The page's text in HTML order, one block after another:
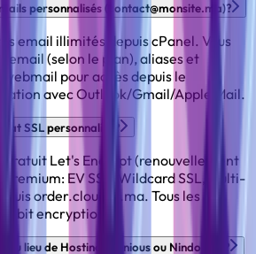
personnalisés (contact@monsite.ma)?
email illimités depuis cPanel. Vous
email (selon le plan), aliases et
pour accès depuis le
avec Outlook/Gmail/Apple Mail.
SSL personnalisé?
Gratuit Let's Encrypt (renouvellement
EV SSL, Wildcard SSL, Multi-
order.clouder.ma. Tous les
bit encryption.
au lieu de Hostino, Genious ou Nindohost?